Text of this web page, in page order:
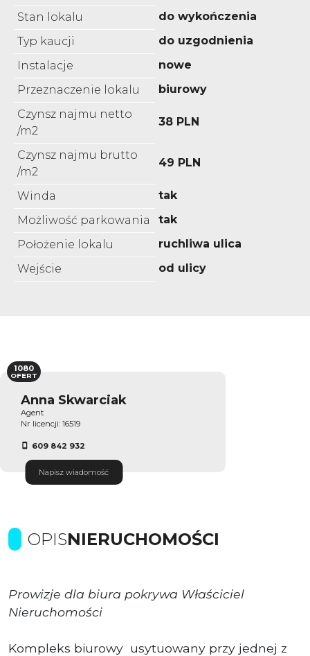
Stan lokalu
do wykończenia
Typ kaucji
do uzgodnienia
Instalacje
nowe
Przeznaczenie lokalu
biurowy
Czynsz najmu netto
/m2
38 PLN
Czynsz najmu brutto
/m2
49 PLN
Winda
tak
Możliwość parkowania
tak
Położenie lokalu
ruchliwa ulica
Wejście
od ulicy
Anna Skwarciak
Agent
Nr licencji: 16519
609 842 932
Napisz wiadomość
1080
OFERT
OPISNIERUCHOMOŚCI
Prowizje dla biura pokrywa Właściciel
Nieruchomości
Kompleks biurowy usytuowany przy jednej z